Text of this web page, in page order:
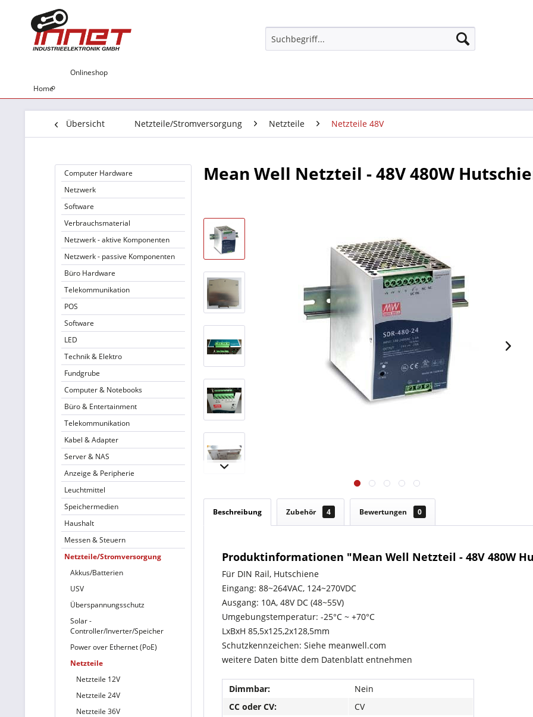
Home
Onlineshop
Übersicht Netzteile/Stromversorgung Netzteile Netzteile 48V
Computer Hardware
Netzwerk
Software
Verbrauchsmaterial
Netzwerk - aktive Komponenten
Netzwerk - passive Komponenten
Büro Hardware
Telekommunikation
POS
Software
LED
Technik & Elektro
Fundgrube
Computer & Notebooks
Büro & Entertainment
Telekommunikation
Kabel & Adapter
Server & NAS
Anzeige & Peripherie
Leuchtmittel
Speichermedien
Haushalt
Messen & Steuern
Netzteile/Stromversorgung
Akkus/Batterien
USV
Überspannungsschutz
Solar -
Controller/Inverter/Speicher
Power over Ethernet (PoE)
Netzteile
Netzteile 12V
Netzteile 24V
Netzteile 36V
Mean Well Netzteil - 48V 480W
Beschreibung Zubehör 4 Bewertungen 0
Produktinformationen "Mean Well Netzteil - 48V 480W
Für DIN Rail, Hutschiene
Eingang: 88~264VAC, 124~270VDC
Ausgang: 10A, 48V DC (48~55V)
Umgebungstemperatur: -25°C ~ +70°C
LxBxH 85,5x125,2x128,5mm
Schutzkennzeichen: Siehe meanwell.com
weitere Daten bitte dem Datenblatt entnehmen
Dimmbar:
Nein
CC oder CV:
CV